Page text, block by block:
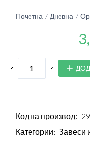
Почетна Дневна
Код на производ:
Категории: Завеси